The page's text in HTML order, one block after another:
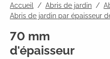
Accueil Abris de jardin /
Abris de jardin par épaisseur
70 mm
d'épaisseur